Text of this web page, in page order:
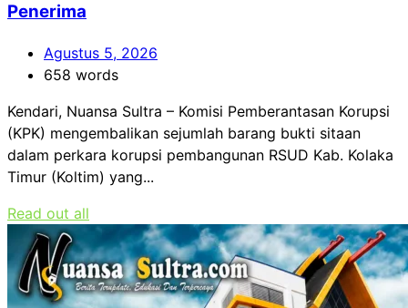
Penerima
Agustus 5, 2026
658 words
Kendari, Nuansa Sultra – Komisi Pemberantasan Korupsi
(KPK) mengembalikan sejumlah barang bukti sitaan
dalam perkara korupsi pembangunan RSUD Kab. Kolaka
Timur (Koltim) yang...
Read out all